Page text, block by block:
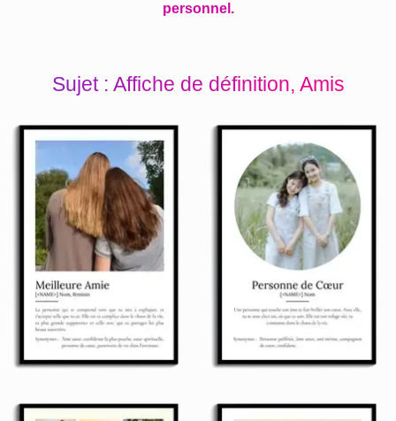
personnel.
Sujet : Affiche de définition, Amis